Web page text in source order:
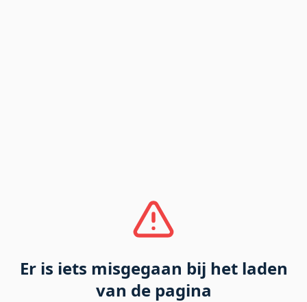
Er is iets misgegaan bij het laden
van de pagina